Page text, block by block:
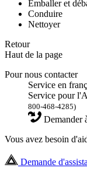
Emballer et
Conduire
Nettoyer
Retour
Haut de la page
Pour nous contacter
Service en
Service pour
800-468-4285)
Demander
Vous avez besoin
Demande